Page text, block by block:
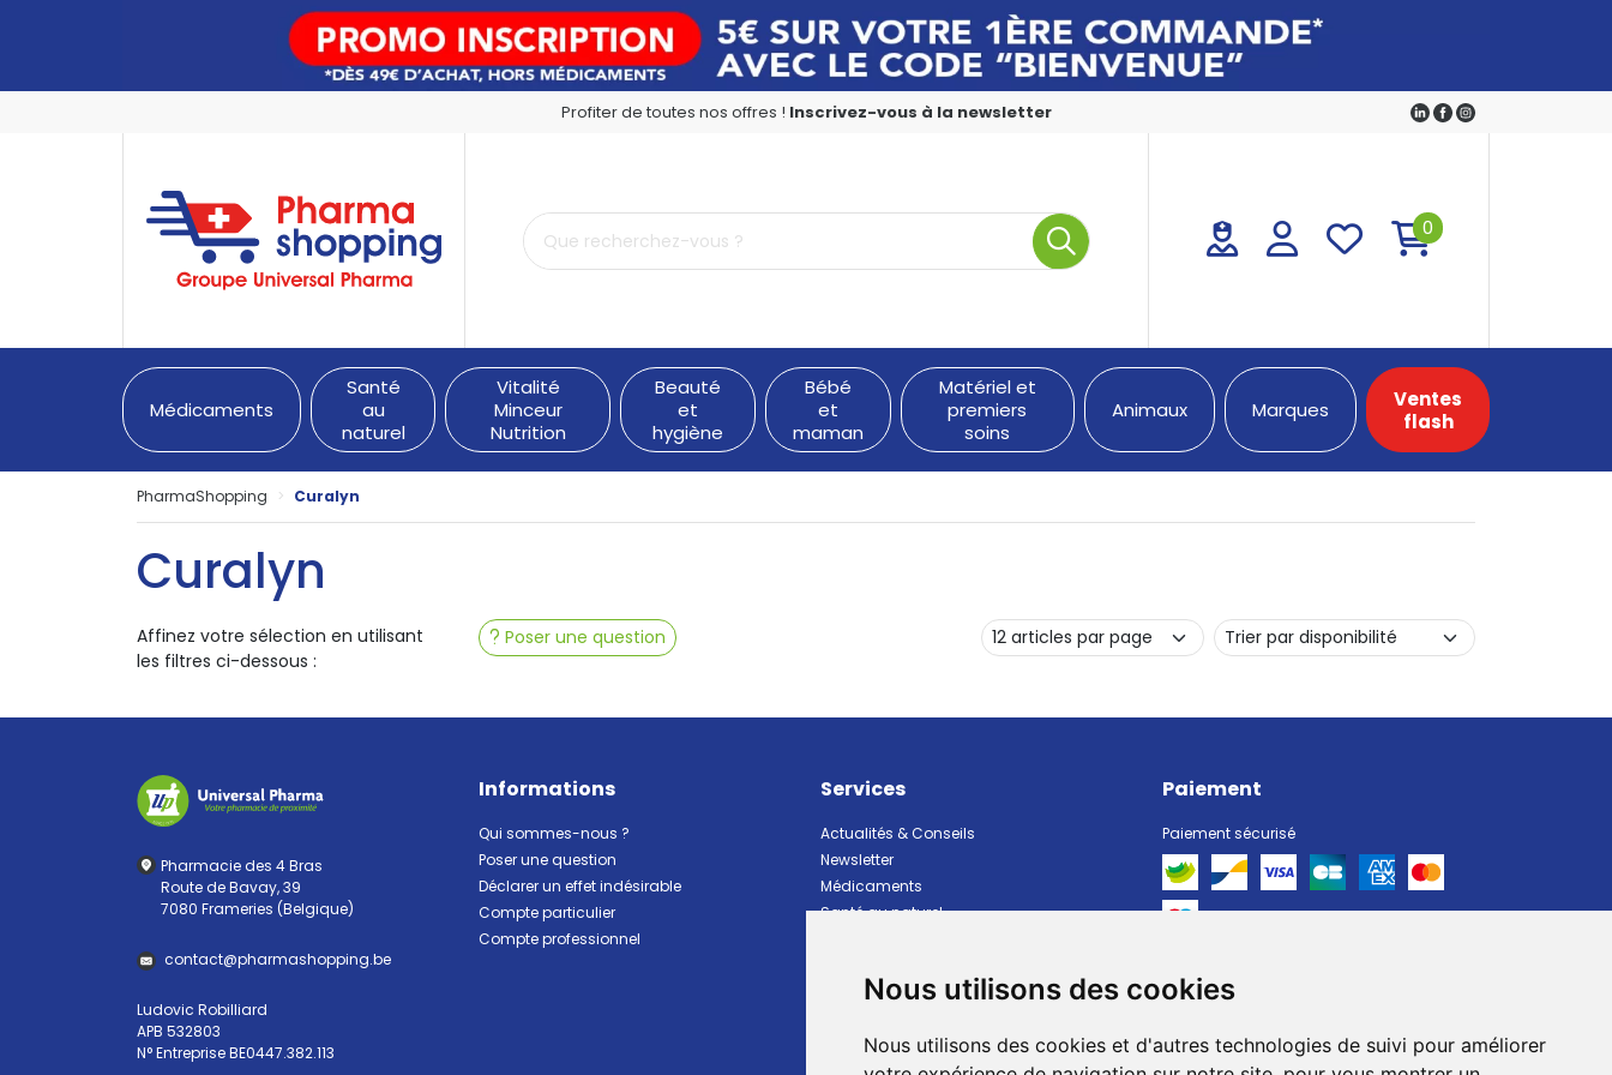
Nous utilisons des cookies
Nous utilisons des cookies et d'autres technologies de suivi pour améliorer
Profiter de toutes nos offres ! Inscrivez-vous à la newsletter
PharmaShopping Votre pharmacie en ligne à votre service
0
Médicaments
Santé
au
naturel
Vitalité
Minceur
Nutrition
Beauté
et
hygiène
Bébé
et
maman
Matériel et
premiers
soins
Animaux Marques
Ventes
flash
PharmaShopping Curalyn
Curalyn
Poser une question
Affinez votre sélection en utilisant
les filtres ci-dessous :
Pharmacie des 4 Bras
Route de Bavay, 39
7080 Frameries (Belgique)
contact@pharmashopping.be
Ludovic Robilliard
APB 532803
N° Entreprise BE0447.382.113
Informations
Qui sommes-nous ?
Poser une question
Déclarer un effet indésirable
Compte particulier
Compte professionnel
Services
Actualités & Conseils
Newsletter
Médicaments
Santé au naturel
Bébé et maman
Animaux
Paiement
Paiement sécurisé
Livraison
Livraison dans un Point Relais